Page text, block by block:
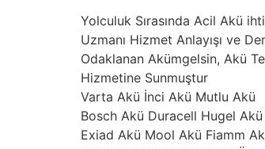
Yolculuk Sırasında Acil Akü
Uzmanı Hizmet Anlayışı ve
Odaklanan Akümgelsin, Akü
Hizmetine Sunmuştur
Varta Akü İnci Akü Mutlu Akü
Bosch Akü Duracell Hugel Akü
Exiad Akü Mool Akü Fiamm